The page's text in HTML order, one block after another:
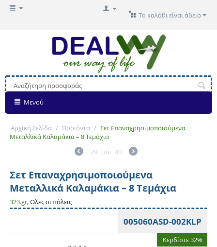
Το καλάθι είναι άδειο
Μενού
Αρχική Σελίδα / Προϊόντα / Σετ Επαναχρησιμοποιούμενα
Μεταλλικά Καλαμάκια – 8 Τεμάχια
29 του 40
Σετ Επαναχρησιμοποιούμενα
Μεταλλικά Καλαμάκια – 8 Τεμάχια
323.gr, Ολες οι πόλεις
005060ASD-002KLP
Κερδίστε 32%